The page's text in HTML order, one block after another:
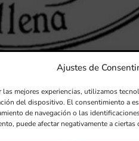
Ajustes de
las mejores experiencias, utilizamos
del dispositivo. El consentimiento a
de navegación o las
puede afectar negativamente a ciertas
SANTA
CHAPÍ